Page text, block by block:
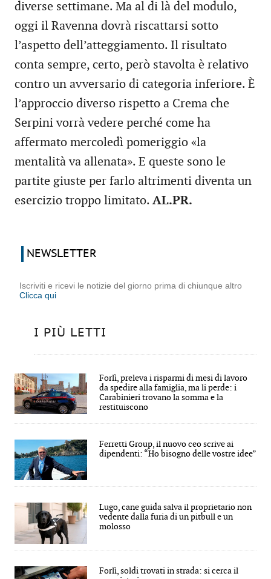
diverse settimane. Ma al di là del modulo,
oggi il Ravenna dovrà riscattarsi sotto
l’aspetto dell’atteggiamento. Il risultato
conta sempre, certo, però stavolta è relativo
contro un avversario di categoria inferiore. È
l’approccio diverso rispetto a Crema che
Serpini vorrà vedere perché come ha
affermato mercoledì pomeriggio «la
mentalità va allenata». E queste sono le
partite giuste per farlo altrimenti diventa un
esercizio troppo limitato. AL.PR.
NEWSLETTER
Iscriviti e ricevi le notizie del giorno prima di chiunque altro
Clicca qui
I PIÙ LETTI
Forlì, preleva i risparmi di mesi di lavoro
da spedire alla famiglia, ma li perde: i
Carabinieri trovano la somma e la
restituiscono
Ferretti Group, il nuovo ceo scrive ai
dipendenti: “Ho bisogno delle vostre idee”
Lugo, cane guida salva il proprietario non
vedente dalla furia di un pitbull e un
molosso
Forlì, soldi trovati in strada: si cerca il